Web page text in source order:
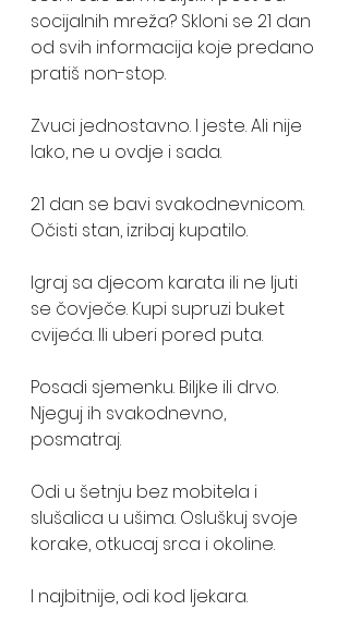
socijalnih mreža? Skloni se 21 dan
od svih informacija koje predano
pratiš non-stop.
Zvuci jednostavno. I jeste. Ali nije
lako, ne u ovdje i sada.
21 dan se bavi svakodnevnicom.
Očisti stan, izribaj kupatilo.
Igraj sa djecom karata ili ne ljuti
se čovječe. Kupi supruzi buket
cvijeća. Ili uberi pored puta.
Posadi sjemenku. Biljke ili drvo.
Njeguj ih svakodnevno,
posmatraj.
Odi u šetnju bez mobitela i
slušalica u ušima. Osluškuj svoje
korake, otkucaj srca i okoline.
I najbitnije, odi kod ljekara.